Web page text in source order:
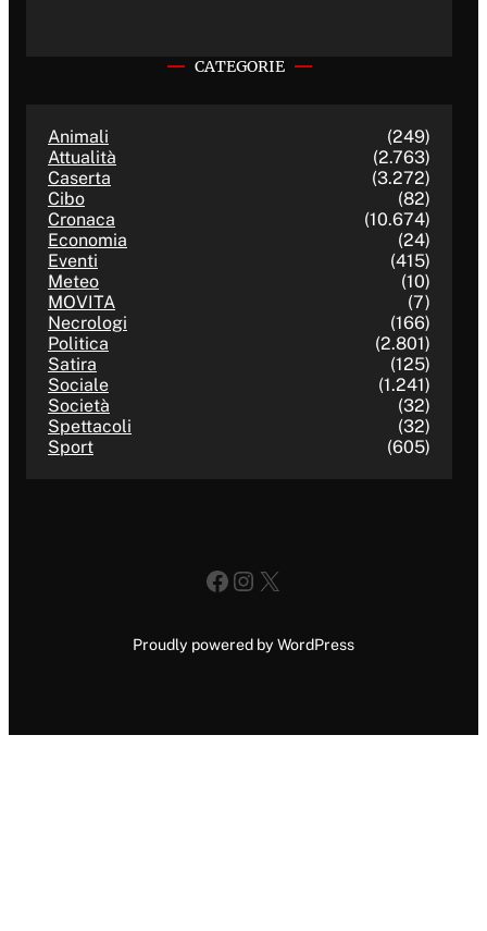
CATEGORIE
Animali
(249)
Attualità
(2.763)
Caserta
(3.272)
Cibo
(82)
Cronaca
(10.674)
Economia
(24)
Eventi
(415)
Meteo
(10)
MOVITA
(7)
Necrologi
(166)
Politica
(2.801)
Satira
(125)
Sociale
(1.241)
Società
(32)
Spettacoli
(32)
Sport
(605)
Facebook
Instagram
X
Proudly powered by WordPress